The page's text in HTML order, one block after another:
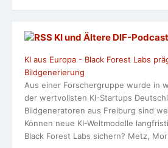
KI und Ältere DlF-Podcast
KI aus Europa - Black Forest Labs
Bildgenerierung
Aus einer Forschergruppe wurde in
der wertvollsten KI-Startups
Bildgeneratoren aus Freiburg sind
Können neue KI-Weltmodelle
Black Forest Labs sichern? Metz,